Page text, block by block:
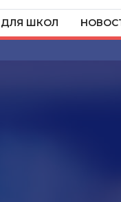
ДЛЯ ШКОЛ